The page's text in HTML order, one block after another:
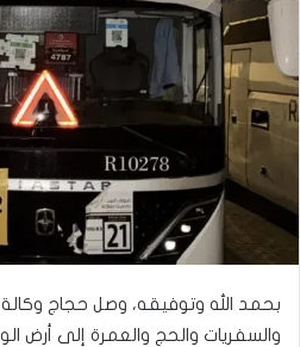
بحمد الله وتوفيقه، وصل حجاج
والسفريات والحج والعمرة إلى أرض